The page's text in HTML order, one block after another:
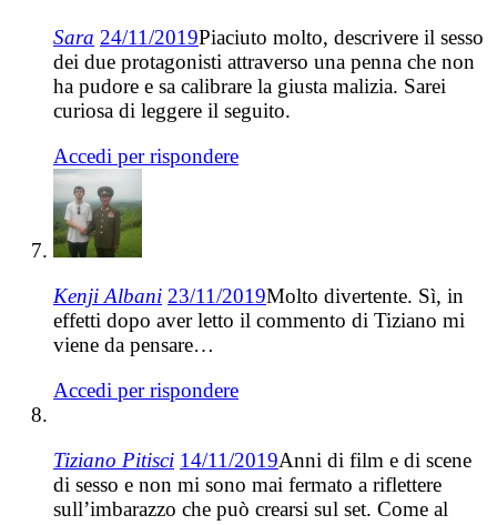
Sara 24/11/2019Piaciuto molto, descrivere il sesso
dei due protagonisti attraverso una penna che non
ha pudore e sa calibrare la giusta malizia. Sarei
curiosa di leggere il seguito.
Accedi per rispondere
Kenji Albani 23/11/2019Molto divertente. Sì, in
effetti dopo aver letto il commento di Tiziano mi
viene da pensare…
Accedi per rispondere
Tiziano Pitisci 14/11/2019Anni di film e di scene
di sesso e non mi sono mai fermato a riflettere
sull’imbarazzo che può crearsi sul set. Come al